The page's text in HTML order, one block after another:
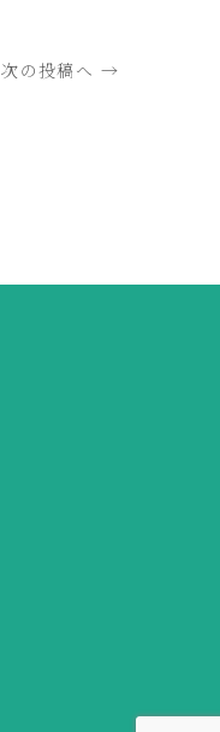
次の投稿へ →